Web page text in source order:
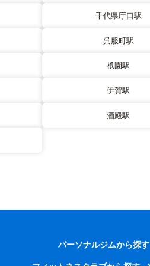
千代県庁口駅
呉服町駅
祇園駅
伊賀駅
酒殿駅
パーソナルジムから探す